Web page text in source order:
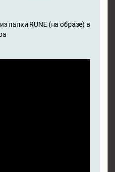
папки RUNE (на образе) в